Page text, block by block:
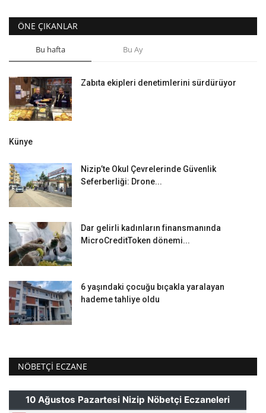
ÖNE ÇIKANLAR
Bu hafta Bu Ay
Zabıta ekipleri denetimlerini sürdürüyor
Künye
Nizip’te Okul Çevrelerinde Güvenlik
Seferberliği: Drone...
Dar gelirli kadınların finansmanında
MicroCreditToken dönemi...
6 yaşındaki çocuğu bıçakla yaralayan
hademe tahliye oldu
NÖBETÇI ECZANE